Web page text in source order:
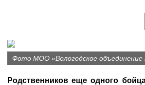
Фото МОО «Вологодское объединение
Родственников еще одного